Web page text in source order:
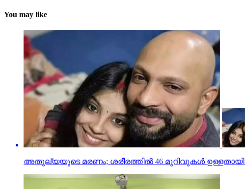
You may like
അതുല്യയുടെ മരണം; ശരീരത്തില്‍ 46 മുറിവുകള്‍ ഉള്ളതായി റീ